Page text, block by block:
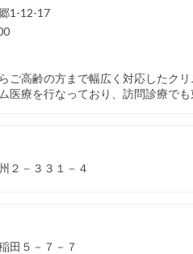
1-12-17
ご高齢の方まで幅広く対応したク
医療を行なっており、訪問診療で
２－３３１－４
田５－７－７